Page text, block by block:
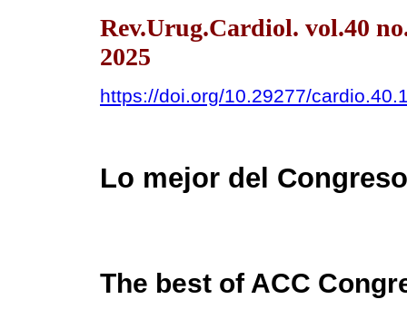
Rev.Urug.Cardiol. vol.40
2025
https://doi.org/10.29277/
Lo mejor del
The best of ACC